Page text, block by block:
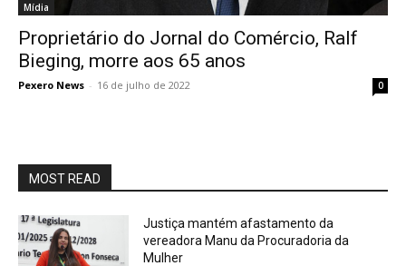
Mídia
Proprietário do Jornal do Comércio, Ralf
Bieging, morre aos 65 anos
Pexero News - 16 de julho de 2022 0
MOST READ
Justiça mantém afastamento da
vereadora Manu da Procuradoria da
Mulher